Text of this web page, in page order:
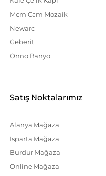
Mcm Cam Mozaik
Newarc
Geberit
Onno Banyo
Satış Noktalarımız
Alanya Mağaza
Isparta Mağaza
Burdur Mağaza
Online Mağaza